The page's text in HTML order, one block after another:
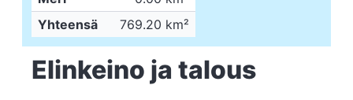
Yhteensä
769.20 km²
Elinkeino ja talous